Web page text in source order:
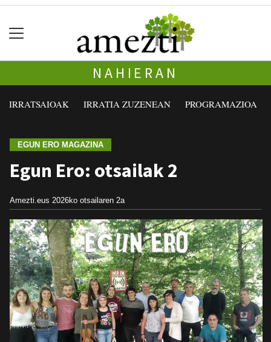
NAHIERAN
IRRATSAIOAK IRRATIA ZUZENEAN PROGRAMAZIOA
EGUN ERO MAGAZINA
Egun Ero: otsailak 2
Amezti.eus 2026ko otsailaren 2a